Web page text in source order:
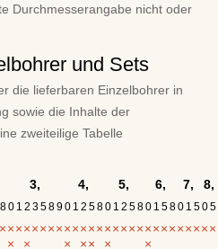
Durchmesserangabe nicht oder
und Sets
die lieferbaren Einzelbohrer in
sowie die Inhalte der
zweiteilige Tabelle
3, 4, 5, 6, 7, 8,
80 1 2 35890 1 2 580 1 2 580 1 580 1 505
×××××××××××××××××××××××××××
× × × ×× ×
×